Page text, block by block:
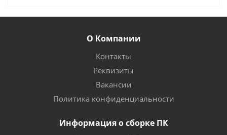
О Компании
Контакты
Реквизиты
Вакансии
Политика конфиденциальности
Информация о сборке ПК